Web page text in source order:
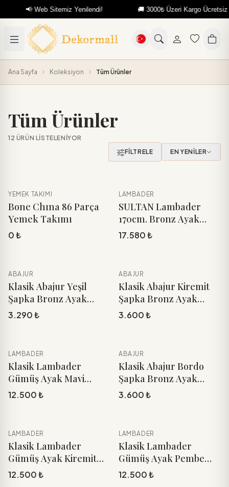
📢 Web Sitemiz Yenilendi! 🚚 3000₺ Üzeri Kargo Ücretsiz
Ana Sayfa Koleksiyon Tüm Ürünler
Tüm Ürünler
12 ÜRÜN LISTELENIYOR
FILTRELE
EN YENİLER
YENI Sepete Ekle
YEMEK TAKIMI
Bone Chına 86 Parça
Yemek Takımı
0 ₺
YENI Sepete Ekle
LAMBADER
SULTAN Lambader
170cm. Bronz Ayak
Vizon Şapka
17.580 ₺
YENI
ABAJUR
Klasik Abajur Yeşil
Şapka Bronz Ayak
51cm.
3.290 ₺
YENI
ABAJUR
Klasik Abajur Kiremit
Şapka Bronz Ayak
51cm.
3.600 ₺
YENI Sepete Ekle
LAMBADER
Klasik Lambader
Gümüş Ayak Mavi
Şapka 170cm.
12.500 ₺
YENI
ABAJUR
Klasik Abajur Bordo
Şapka Bronz Ayak
51cm.
3.600 ₺
YENI Sepete Ekle
LAMBADER
Klasik Lambader
Gümüş Ayak Kiremit
Turuncu Şapka 170cm.
12.500 ₺
YENI Sepete Ekle
LAMBADER
Klasik Lambader
Gümüş Ayak Pembe
Şapka 170cm.
12.500 ₺